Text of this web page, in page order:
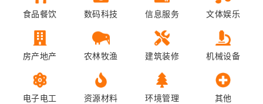
食品餐饮 数码科技 信息服务 文体娱乐
房产地产 农林牧渔 建筑装修 机械设备
电子电工 资源材料 环境管理 其他